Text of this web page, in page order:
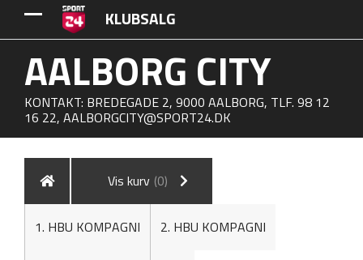
KLUBSALG
AALBORG CITY
KONTAKT: BREDEGADE 2, 9000 AALBORG, TLF. 98 12
16 22, AALBORGCITY@SPORT24.DK
Vis kurv (0)
1. HBU KOMPAGNI 2. HBU KOMPAGNI